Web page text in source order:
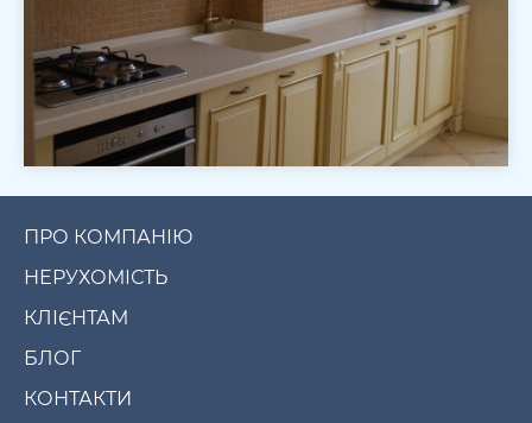
ПРО КОМПАНІЮ
НЕРУХОМІСТЬ
КЛІЄНТАМ
БЛОГ
КОНТАКТИ